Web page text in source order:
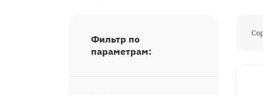
Фильтр по
параметрам: